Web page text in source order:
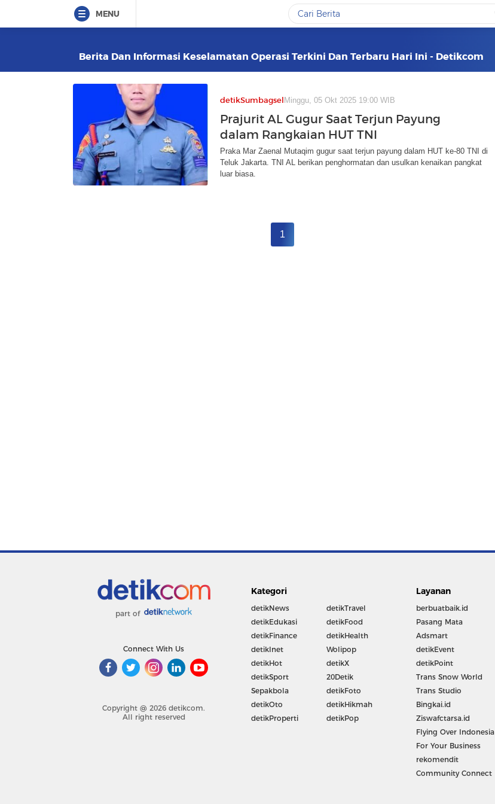
MENU
Berita Dan Informasi Keselamatan Operasi Terkini Dan Terbaru Hari Ini - Detikcom
detikSumbagsel Minggu, 05 Okt 2025 19:00 WIB
Prajurit AL Gugur Saat Terjun Payung
dalam Rangkaian HUT TNI
Praka Mar Zaenal Mutaqim gugur saat terjun payung dalam HUT ke-80 TNI di
Teluk Jakarta. TNI AL berikan penghormatan dan usulkan kenaikan pangkat
luar biasa.
1
part of
Connect With Us
Copyright @ 2026 detikcom.
All right reserved
Kategori
detikNews
detikEdukasi
detikFinance
detikInet
detikHot
detikSport
Sepakbola
detikOto
detikProperti
detikTravel
detikFood
detikHealth
Wolipop
detikX
20Detik
detikFoto
detikHikmah
detikPop
Layanan
berbuatbaik.id
Pasang Mata
Adsmart
detikEvent
detikPoint
Trans Snow World
Trans Studio
Bingkai.id
Ziswafctarsa.id
Flying Over Indonesia
For Your Business
rekomendit
Community Connect